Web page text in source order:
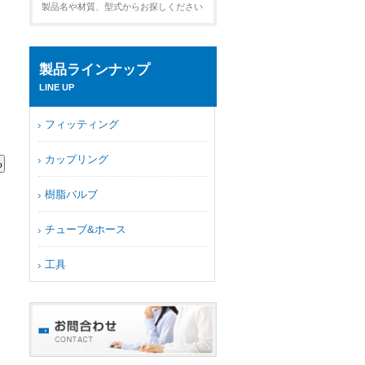
製品名や材質、型式からお探しください
製品ラインナップ
LINE UP
フィッティング
カップリング
樹脂バルブ
チューブ&ホース
工具